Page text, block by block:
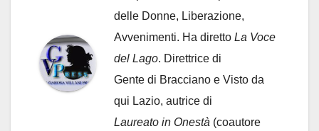
delle Donne, Liberazione,
Avvenimenti. Ha diretto La Voce
del Lago. Direttrice di
Gente di Bracciano e Visto da
qui Lazio, autrice di
Laureato in Onestà (coautore